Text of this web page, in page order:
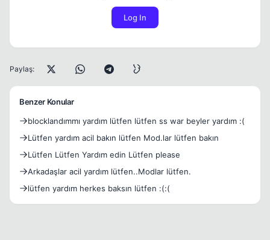
Log In
Paylaş:
Benzer Konular
blocklandımmı yardım lütfen lütfen ss war beyler yardım :(
Lütfen yardım acil bakın lütfen Mod.lar lütfen bakın
Lütfen Lütfen Yardım edin Lütfen please
Arkadaşlar acil yardım lütfen..Modlar lütfen.
lütfen yardım herkes baksın lütfen :(:(